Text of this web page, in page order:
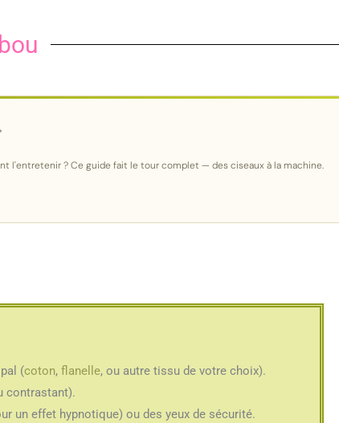
l'entretenir ? Ce guide fait le tour complet — des ciseaux à la machine.
(coton, flanelle, ou autre tissu de votre choix).
contrastant).
un effet hypnotique) ou des yeux de sécurité.